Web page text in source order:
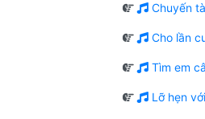
Chuyến
Cho lần
Tìm em
Lỡ hẹn